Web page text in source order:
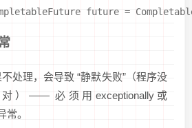
future =
处理，会导致 “静默失败”（程序没
）—— 必须用exceptionally或
常。